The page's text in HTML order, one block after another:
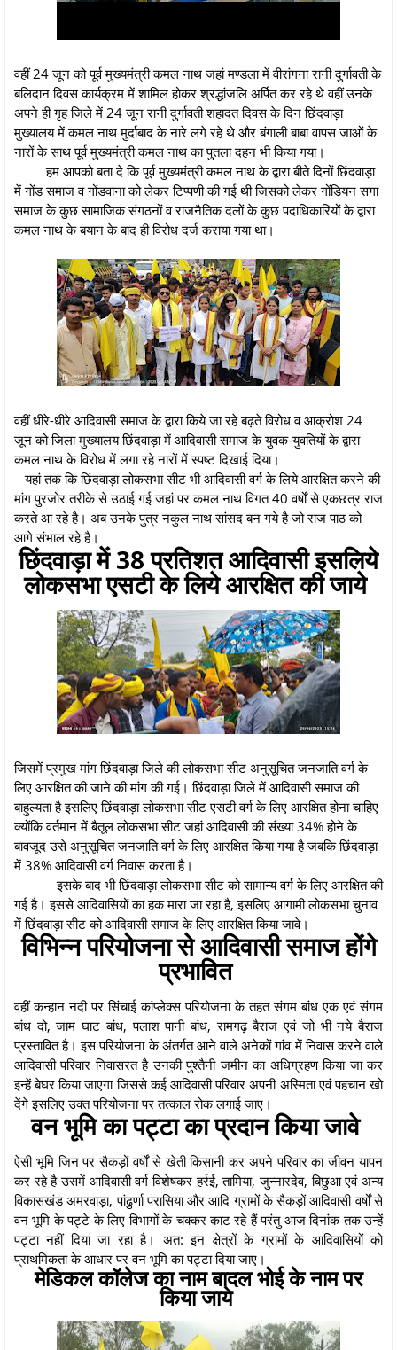
वहीं 24 जून को पूर्व मुख्यमंत्री कमल नाथ जहां मण्डला में वीरांगना रानी दुर्गावती के
बलिदान दिवस कार्यक्रम में शामिल होकर श्रद्धांजलि अर्पित कर रहे थे वहीं उनके
अपने ही गृह जिले में 24 जून रानी दुर्गावती शहादत दिवस के दिन छिंदवाड़ा
मुख्यालय में कमल नाथ मुर्दाबाद के नारे लगे रहे थे और बंगाली बाबा वापस जाओं के
नारों के साथ पूर्व मुख्यमंत्री कमल नाथ का पुतला दहन भी किया गया।
हम आपको बता दे कि पूर्व मुख्यमंत्री कमल नाथ के द्वारा बीते दिनों छिंदवाड़ा
में गोंड समाज व गोंडवाना को लेकर टिप्पणी की गई थी जिसको लेकर गोंडियन सगा
समाज के कुछ सामाजिक संगठनों व राजनैतिक दलों के कुछ पदाधिकारियों के द्वारा
कमल नाथ के बयान के बाद ही विरोध दर्ज कराया गया था।
वहीं धीरे-धीरे आदिवासी समाज के द्वारा किये जा रहे बढ़ते विरोध व आक्रोश 24
जून को जिला मुख्यालय छिंदवाड़ा में आदिवासी समाज के युवक-युवतियों के द्वारा
कमल नाथ के विरोध में लगा रहे नारों में स्पष्ट दिखाई दिया।
यहां तक कि छिंदवाड़ा लोकसभा सीट भी आदिवासी वर्ग के लिये आरक्षित करने की
मांग पुरजोर तरीके से उठाई गई जहां पर कमल नाथ विगत 40 वर्षों से एकछत्र राज
करते आ रहे है। अब उनके पुत्र नकुल नाथ सांसद बन गये है जो राज पाठ को
आगे संभाल रहे है।
छिंदवाड़ा में 38 प्रतिशत आदिवासी इसलिये
लोकसभा एसटी के लिये आरक्षित की जाये
जिसमें प्रमुख मांग छिंदवाड़ा जिले की लोकसभा सीट अनुसूचित जनजाति वर्ग के
लिए आरक्षित की जाने की मांग की गई। छिंदवाड़ा जिले में आदिवासी समाज की
बाहुल्यता है इसलिए छिंदवाड़ा लोकसभा सीट एसटी वर्ग के लिए आरक्षित होना चाहिए
क्योंकि वर्तमान में बैतूल लोकसभा सीट जहां आदिवासी की संख्या 34% होने के
बावजूद उसे अनुसूचित जनजाति वर्ग के लिए आरक्षित किया गया है जबकि छिंदवाड़ा
में 38% आदिवासी वर्ग निवास करता है।
इसके बाद भी छिंदवाड़ा लोकसभा सीट को सामान्य वर्ग के लिए आरक्षित की
गई है। इससे आदिवासियों का हक मारा जा रहा है, इसलिए आगामी लोकसभा चुनाव
में छिंदवाड़ा सीट को आदिवासी समाज के लिए आरक्षित किया जावे।
विभिन्न परियोजना से आदिवासी समाज होंगे
प्रभावित
वहीं कन्हान नदी पर सिंचाई कांप्लेक्स परियोजना के तहत संगम बांध एक एवं संगम
बांध दो, जाम घाट बांध, पलाश पानी बांध, रामगढ़ बैराज एवं जो भी नये बैराज
प्रस्तावित है। इस परियोजना के अंतर्गत आने वाले अनेकों गांव में निवास करने वाले
आदिवासी परिवार निवासरत है उनकी पुश्तैनी जमीन का अधिग्रहण किया जा कर
इन्हें बेघर किया जाएगा जिससे कई आदिवासी परिवार अपनी अस्मिता एवं पहचान खो
देंगे इसलिए उक्त परियोजना पर तत्काल रोक लगाई जाए।
वन भूमि का पट्टा का प्रदान किया जावे
ऐसी भूमि जिन पर सैकड़ों वर्षों से खेती किसानी कर अपने परिवार का जीवन यापन
कर रहे है उसमें आदिवासी वर्ग विशेषकर हर्रई, तामिया, जुन्नारदेव, बिछुआ एवं अन्य
विकासखंड अमरवाड़ा, पांढुर्णा परासिया और आदि ग्रामों के सैकड़ों आदिवासी वर्षों से
वन भूमि के पट्टे के लिए विभागों के चक्कर काट रहे हैं परंतु आज दिनांक तक उन्हें
पट्टा नहीं दिया जा रहा है। अत: इन क्षेत्रों के ग्रामों के आदिवासियों को
प्राथमिकता के आधार पर वन भूमि का पट्टा दिया जाए।
मेडिकल कॉलेज का नाम बादल भोई के नाम पर
किया जाये